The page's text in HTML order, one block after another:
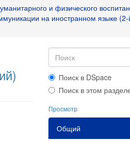
и физического
на иностранном языке
Поиск в DSpace
Поиск в этом
Просмотр
Общий